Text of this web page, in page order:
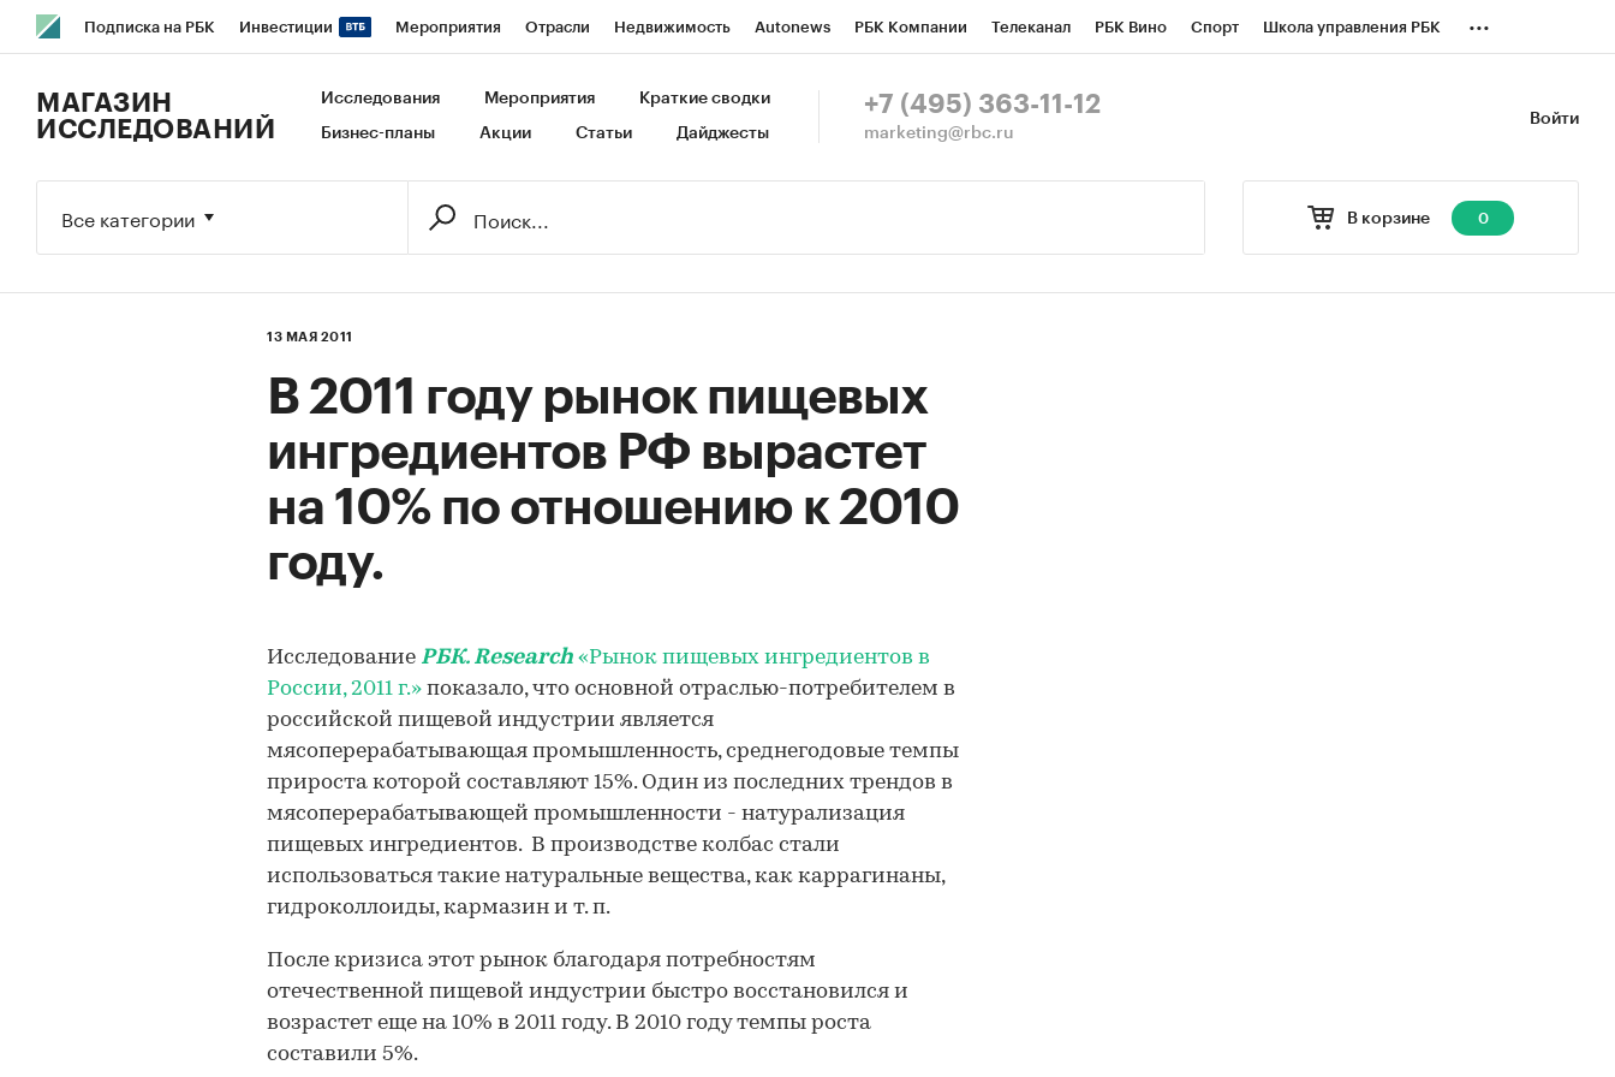
Подписка на РБК Инвестиции Мероприятия Отрасли Недвижимость Autonews РБК Компании Телеканал РБК Вино Спорт Школа управления РБК
Исследования Кредитные рейтинги Франшизы Газета Спецпроекты СПб Конференции СПб Спецпроекты
...
Войти
МАГАЗИН
ИССЛЕДОВАНИЙ
Исследования Мероприятия Краткие сводки
Бизнес-планы Акции Статьи Дайджесты
+7 (495) 363-11-12
marketing@rbc.ru
В корзине 0
Все категории
13 МАЯ 2011
В 2011 году рынок пищевых
ингредиентов РФ вырастет
на 10% по отношению к 2010
году.
Исследование РБК. Research «Рынок пищевых ингредиентов в
России, 2011 г.» показало, что основной отраслью-потребителем в
российской пищевой индустрии является
мясоперерабатывающая промышленность, среднегодовые темпы
прироста которой составляют 15%. Один из последних трендов в
мясоперерабатывающей промышленности - натурализация
пищевых ингредиентов. В производстве колбас стали
использоваться такие натуральные вещества, как каррагинаны,
гидроколлоиды, кармазин и т. п.
После кризиса этот рынок благодаря потребностям
отечественной пищевой индустрии быстро восстановился и
возрастет еще на 10% в 2011 году. В 2010 году темпы роста
составили 5%.